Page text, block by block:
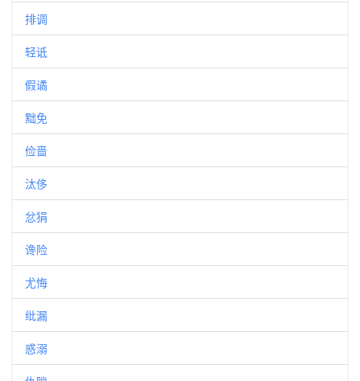
排调
轻诋
假谲
黜免
俭啬
汰侈
忿狷
谗险
尤悔
纰漏
惑溺